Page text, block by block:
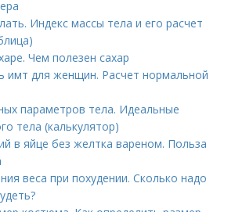
Индекс массы тела и его расчет
Чем полезен сахар
имт для женщин. Расчет нормальной
параметров тела. Идеальные
тела (калькулятор)
в яйце без желтка вареном. Польза
веса при похудении. Сколько надо